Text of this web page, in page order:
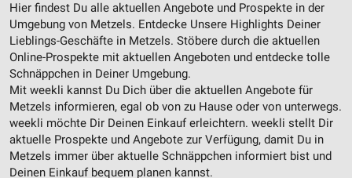
Hier findest Du alle aktuellen Angebote und Prospekte in der
Umgebung von Metzels. Entdecke Unsere Highlights Deiner
Lieblings-Geschäfte in Metzels. Stöbere durch die aktuellen
Online-Prospekte mit aktuellen Angeboten und entdecke tolle
Schnäppchen in Deiner Umgebung.
Mit weekli kannst Du Dich über die aktuellen Angebote für
Metzels informieren, egal ob von zu Hause oder von unterwegs.
weekli möchte Dir Deinen Einkauf erleichtern. weekli stellt Dir
aktuelle Prospekte und Angebote zur Verfügung, damit Du in
Metzels immer über aktuelle Schnäppchen informiert bist und
Deinen Einkauf bequem planen kannst.